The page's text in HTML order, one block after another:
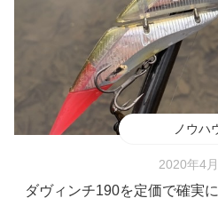
ノウハ
2020年4
ダヴィンチ190を定価で確実